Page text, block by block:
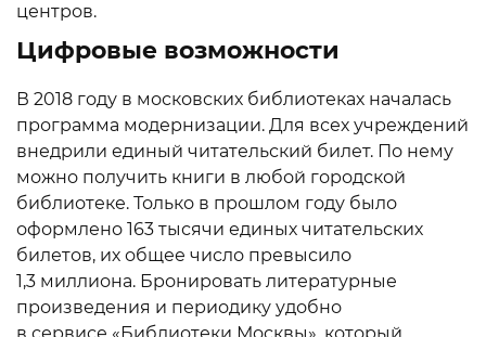
центров.
Цифровые возможности
В 2018 году в московских библиотеках началась
программа модернизации. Для всех учреждений
внедрили единый читательский билет. По нему
можно получить книги в любой городской
библиотеке. Только в прошлом году было
оформлено 163 тысячи единых читательских
билетов, их общее число превысило
1,3 миллиона. Бронировать литературные
произведения и периодику удобно